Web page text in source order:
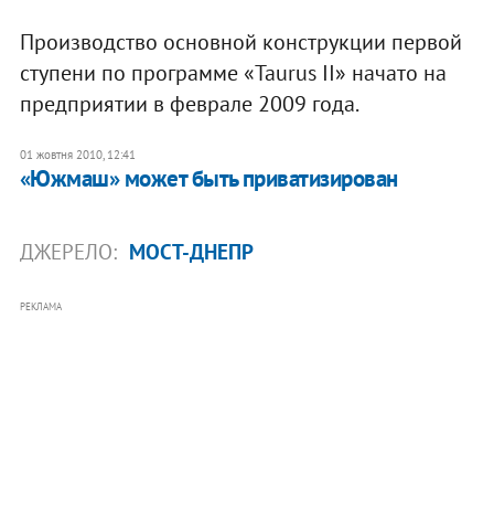
Производство основной конструкции первой
ступени по программе «Taurus II» начато на
предприятии в феврале 2009 года.
01 жовтня 2010, 12:41
«Южмаш» может быть приватизирован
ДЖЕРЕЛО: МОСТ-ДНЕПР
РЕКЛАМА